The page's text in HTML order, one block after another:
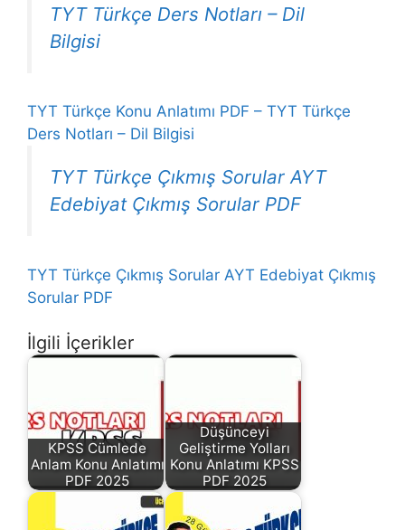
TYT Türkçe Ders Notları – Dil
Bilgisi
TYT Türkçe Konu Anlatımı PDF – TYT Türkçe
Ders Notları – Dil Bilgisi
TYT Türkçe Çıkmış Sorular AYT
Edebiyat Çıkmış Sorular PDF
TYT Türkçe Çıkmış Sorular AYT Edebiyat Çıkmış
Sorular PDF
İlgili İçerikler
KPSS Cümlede
Anlam Konu Anlatımı
PDF 2025
Düşünceyi
Geliştirme Yolları
Konu Anlatımı KPSS
PDF 2025